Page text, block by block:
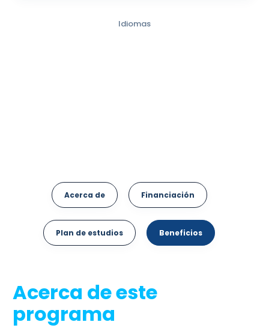
Idiomas
Acerca de Financiación
Plan de estudios Beneficios
Acerca de este
programa